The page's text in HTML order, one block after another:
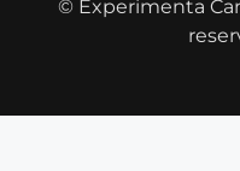
© Experimenta